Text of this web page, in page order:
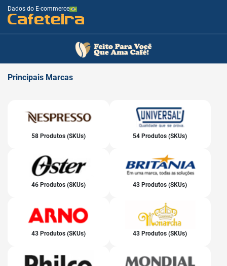
Dados do E-commerce
Cafeteira
Principais Marcas
58 Produtos (SKUs) 54 Produtos (SKUs)
46 Produtos (SKUs) 43 Produtos (SKUs)
43 Produtos (SKUs) 43 Produtos (SKUs)